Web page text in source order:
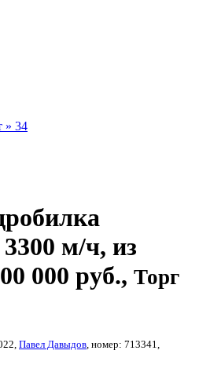
» 34
м/ч, из
000 руб., Торг
Павел Давыдов , номер: 713341,